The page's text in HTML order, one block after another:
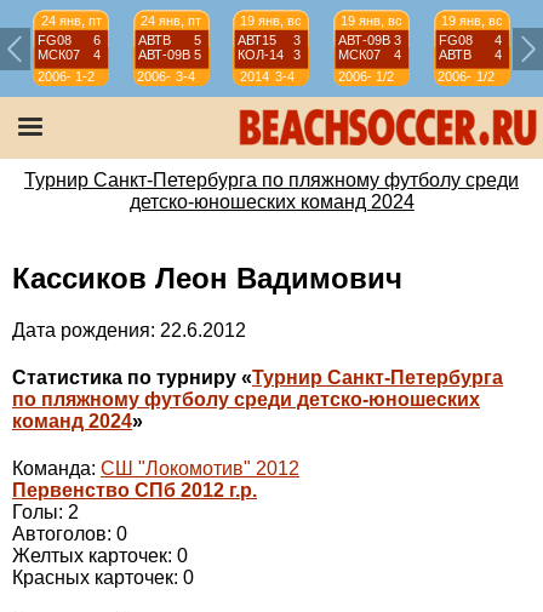
24 янв, пт
FG08
6
МСК07
4
2006-
07
1-2
24 янв, пт
АВТВ
5
АВТ-09B 5
2006-
07
3-4
19 янв, вс
АВТ15
3
КОЛ-14
3
2014 3-4
19 янв, вс
АВТ-09B 3
МСК07
4
2006-
07
1/2
19 янв, вс
FG08
4
АВТВ
4
2006-
07
1/2
Турнир Санкт-Петербурга по пляжному футболу среди
детско-юношеских команд 2024
Кассиков Леон Вадимович
Дата рождения: 22.6.2012
Статистика по турниру «Турнир Санкт-Петербурга
по пляжному футболу среди детско-юношеских
команд 2024»
Команда: СШ "Локомотив" 2012
Первенство СПб 2012 г.р.
Голы: 2
Автоголов: 0
Желтых карточек: 0
Красных карточек: 0